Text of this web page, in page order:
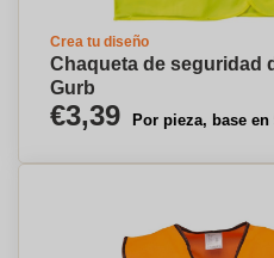
Crea tu diseño
Chaqueta de seguridad
Gurb
€3,39 Por pieza, base en